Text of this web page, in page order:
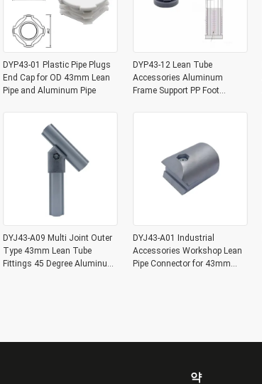
DYP43-01 Plastic Pipe Plugs
End Cap for OD 43mm Lean
Pipe and Aluminum Pipe
DYP43-12 Lean Tube
Accessories Aluminum
Frame Support PP Foot
DYJ43-A09 Multi Joint Outer
Type 43mm Lean Tube
Fittings 45 Degree Aluminum
DYJ43-A01 Industrial
Accessories Workshop Lean
Pipe Connector for 43mm
약